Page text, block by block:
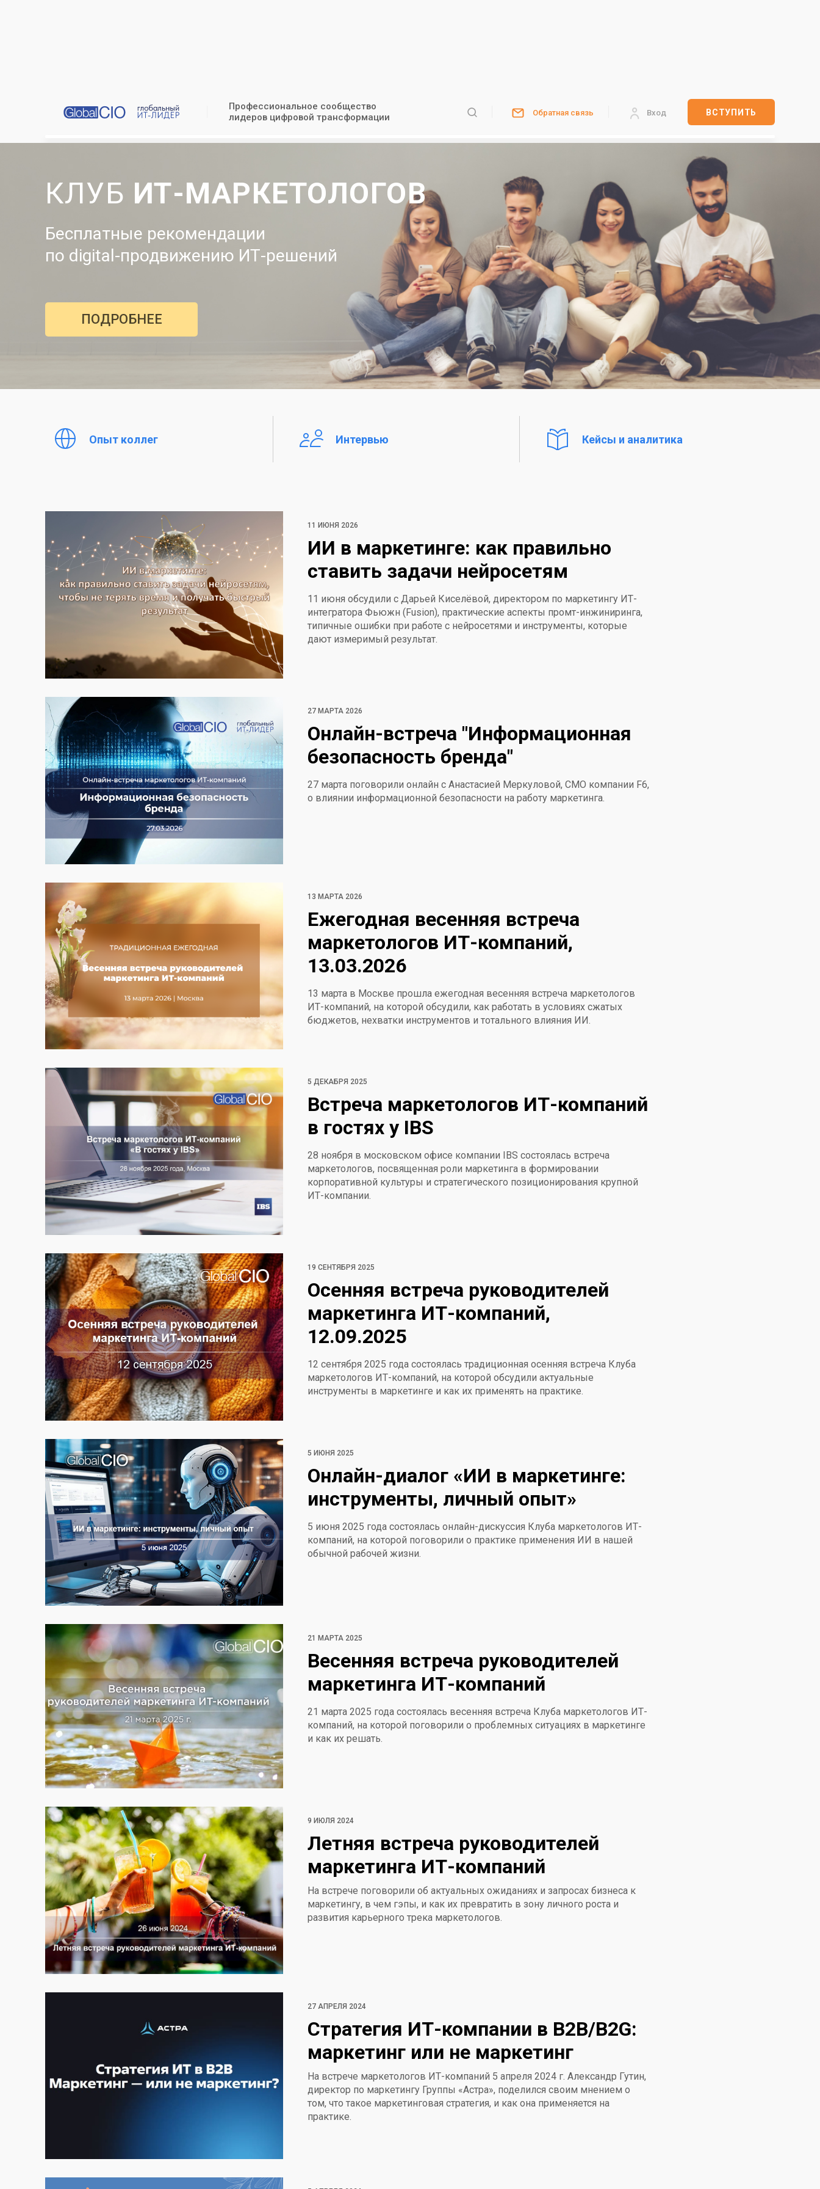
Профессиональное сообщество
лидеров цифровой трансформации
Обратная связь Вход ВСТУПИТЬ
КЛУБ ИТ-МАРКЕТОЛОГОВ
Бесплатные рекомендации
по digital-продвижению ИТ-решений
ПОДРОБНЕЕ
Опыт коллег Интервью Кейсы и аналитика
11 ИЮНЯ 2026
ИИ в маркетинге: как правильно
ставить задачи нейросетям
11 июня обсудили с Дарьей Киселёвой, директором по маркетингу ИТ-
интегратора Фьюжн (Fusion), практические аспекты промт-инжиниринга,
типичные ошибки при работе с нейросетями и инструменты, которые
дают измеримый результат.
27 МАРТА 2026
Онлайн-встреча "Информационная
безопасность бренда"
27 марта поговорили онлайн с Анастасией Меркуловой, CMO компании F6,
о влиянии информационной безопасности на работу маркетинга.
13 МАРТА 2026
Ежегодная весенняя встреча
маркетологов ИТ-компаний,
13.03.2026
13 марта в Москве прошла ежегодная весенняя встреча маркетологов
ИТ-компаний, на которой обсудили, как работать в условиях сжатых
бюджетов, нехватки инструментов и тотального влияния ИИ.
5 ДЕКАБРЯ 2025
Встреча маркетологов ИТ-компаний
в гостях у IBS
28 ноября в московском офисе компании IBS состоялась встреча
маркетологов, посвященная роли маркетинга в формировании
корпоративной культуры и стратегического позиционирования крупной
ИТ-компании.
19 СЕНТЯБРЯ 2025
Осенняя встреча руководителей
маркетинга ИТ-компаний,
12.09.2025
12 сентября 2025 года состоялась традиционная осенняя встреча Клуба
маркетологов ИТ-компаний, на которой обсудили актуальные
инструменты в маркетинге и как их применять на практике.
5 ИЮНЯ 2025
Онлайн-диалог «ИИ в маркетинге:
инструменты, личный опыт»
5 июня 2025 года состоялась онлайн-дискуссия Клуба маркетологов ИТ-
компаний, на которой поговорили о практике применения ИИ в нашей
обычной рабочей жизни.
21 МАРТА 2025
Весенняя встреча руководителей
маркетинга ИТ-компаний
21 марта 2025 года состоялась весенняя встреча Клуба маркетологов ИТ-
компаний, на которой поговорили о проблемных ситуациях в маркетинге
и как их решать.
9 ИЮЛЯ 2024
Летняя встреча руководителей
маркетинга ИТ-компаний
На встрече поговорили об актуальных ожиданиях и запросах бизнеса к
маркетингу, в чем гэпы, и как их превратить в зону личного роста и
развития карьерного трека маркетологов.
27 АПРЕЛЯ 2024
Стратегия ИТ-компании в B2B/B2G:
маркетинг или не маркетинг
На встрече маркетологов ИТ-компаний 5 апреля 2024 г. Александр Гутин,
директор по маркетингу Группы «Астра», поделился своим мнением о
том, что такое маркетинговая стратегия, и как она применяется на
практике.